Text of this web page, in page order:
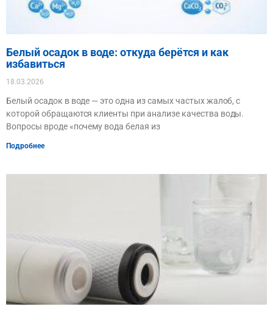
Белый осадок в воде: откуда берётся и как
избавиться
18.03.2026
Белый осадок в воде — это одна из самых частых жалоб, с
которой обращаются клиенты при анализе качества воды.
Вопросы вроде «почему вода белая из
Подробнее